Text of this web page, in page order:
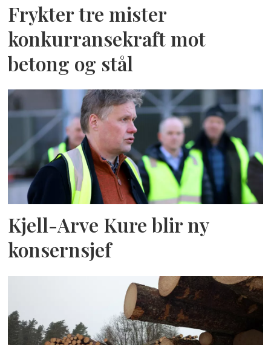
Frykter tre mister
konkurransekraft mot
betong og stål
Kjell-Arve Kure blir ny
konsernsjef